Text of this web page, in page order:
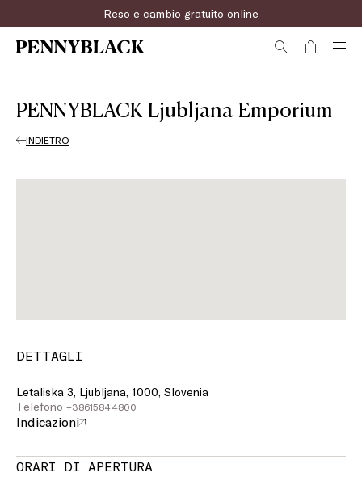
Reso e cambio gratuito online
PENNYBLACK Ljubljana Emporium
INDIETRO
DETTAGLI
Letaliska 3, Ljubljana, 1000, Slovenia
Telefono +38615844800
Indicazioni
ORARI DI APERTURA